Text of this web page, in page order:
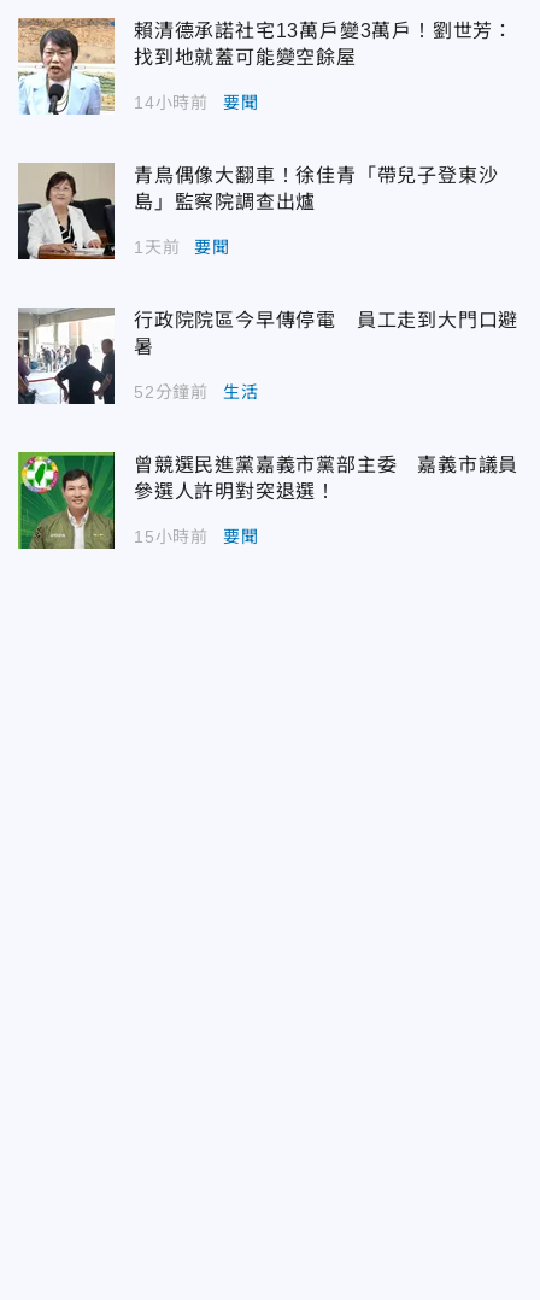
賴清德承諾社宅13萬戶變3萬戶！劉世芳：
找到地就蓋可能變空餘屋
14小時前 要聞
青鳥偶像大翻車！徐佳青「帶兒子登東沙
島」監察院調查出爐
1天前 要聞
行政院院區今早傳停電 員工走到大門口避
暑
52分鐘前 生活
曾競選民進黨嘉義市黨部主委 嘉義市議員
參選人許明對突退選！
15小時前 要聞